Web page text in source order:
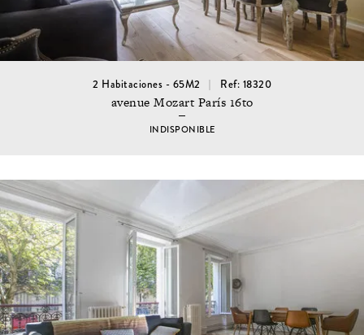
2 Habitaciones - 65M2 Ref: 18320
avenue Mozart París 16to
INDISPONIBLE